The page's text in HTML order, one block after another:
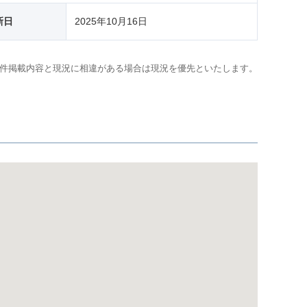
日 2025年10月16日
掲載内容と現況に相違がある場合は現況を優先といたします。